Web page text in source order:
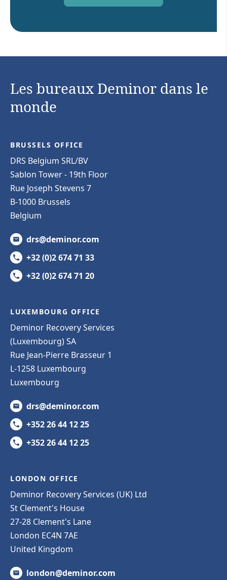
Les bureaux Deminor dans le
monde
BRUSSELS OFFICE
DRS Belgium SRL/BV
Sablon Tower - 19th Floor
Rue Joseph Stevens 7
B-1000 Brussels
Belgium
drs@deminor.com
+32 (0)2 674 71 33
+32 (0)2 674 71 20
LUXEMBOURG OFFICE
Deminor Recovery Services
(Luxembourg) SA
Rue Jean-Pierre Brasseur 1
L-1258 Luxembourg
Luxembourg
drs@deminor.com
+352 26 44 12 25
+352 26 44 12 25
LONDON OFFICE
Deminor Recovery Services (UK) Ltd
St Clement's House
27-28 Clement's Lane
London EC4N 7AE
United Kingdom
london@deminor.com